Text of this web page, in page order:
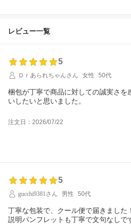
レビュー一覧
5
Ｄｒあられちゃんさん
女性 50代
梱包が丁寧で商品に対しての誠実さを
いしたいと思いました。
注文日：2026/07/22
5
gucchi9381さん
男性 50代
丁寧な包装で、クール便で届きました！
説明パンフレットも丁寧で文句なしで